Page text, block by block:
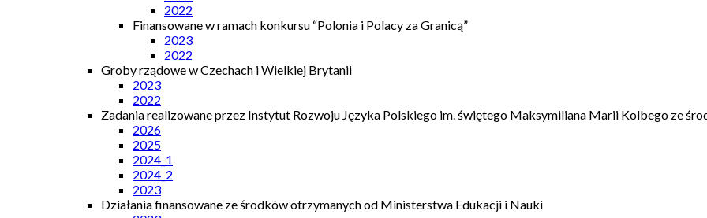
2022
Finansowane w ramach konkursu “Polonia i Polacy za Granicą”
2023
2022
Groby rządowe w Czechach i Wielkiej Brytanii
2023
2022
Zadania realizowane przez Instytut Rozwoju Języka Polskiego im. świętego Maksymiliana Marii Kolbego ze
2026
2025
2024_1
2024_2
2023
Działania finansowane ze środków otrzymanych od Ministerstwa Edukacji i Nauki